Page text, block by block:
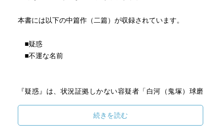
本書には以下の中篇作（二篇）が収録されています。
■疑惑
■不運な名前
『疑惑』は、状況証拠しかない容疑者「白河（鬼塚）球磨
人（悪女“鬼クマ”）として断定して大々的に報道するが、そ
の後、冤罪が判明するという事件の顛末を描いた物語で
続きを読む